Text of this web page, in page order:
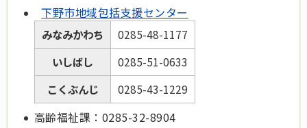
下野市地域包括支援センター
みなみかわち
0285-48-1177
いしばし
0285-51-0633
こくぶんじ
0285-43-1229
高齢福祉課：0285-32-8904